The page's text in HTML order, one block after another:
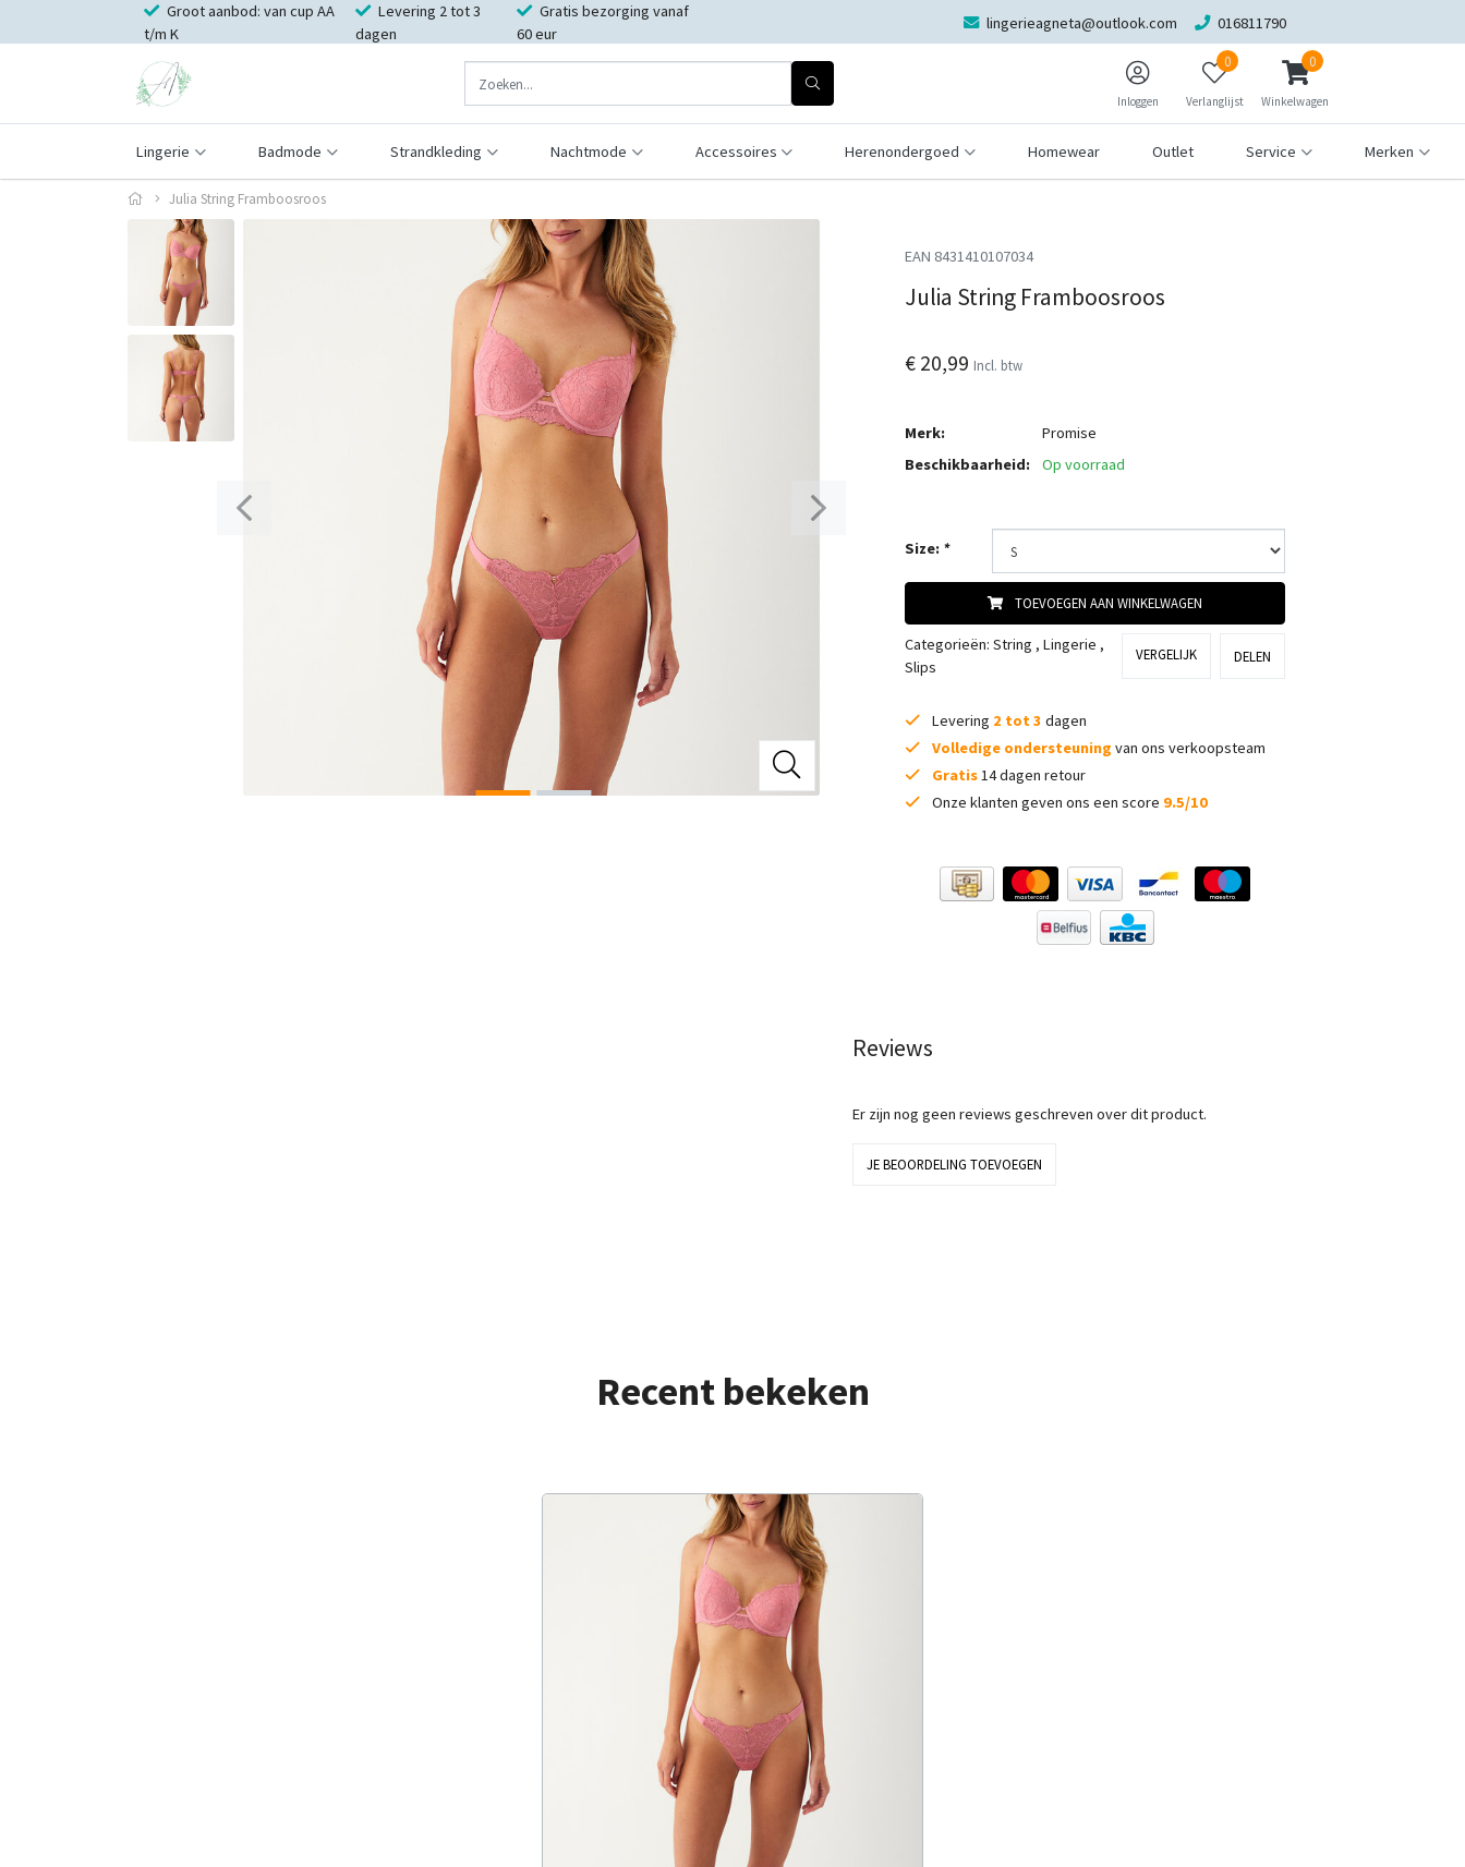
Groot aanbod: van cup AA
t/m K
Levering 2 tot 3
dagen
Gratis bezorging vanaf
60 eur
lingerieagneta@outlook.com 016811790
Inloggen
0
Verlanglijst
0
Winkelwagen
Lingerie Badmode Strandkleding Nachtmode Accessoires Herenondergoed Homewear Outlet Service Merken
Julia String Framboosroos
EAN 8431410107034
Julia String Framboosroos
€ 20,99 Incl. btw
Merk:
Promise
Beschikbaarheid:
Op voorraad
Size: *
TOEVOEGEN AAN WINKELWAGEN
Categorieën: String , Lingerie ,
Slips
VERGELIJK DELEN
Levering 2 tot 3 dagen
Volledige ondersteuning van ons verkoopsteam
Gratis14 dagen retour
Onze klanten geven ons een score 9.5/10
Reviews
Er zijn nog geen reviews geschreven over dit product.
JE BEOORDELING TOEVOEGEN
Recent bekeken